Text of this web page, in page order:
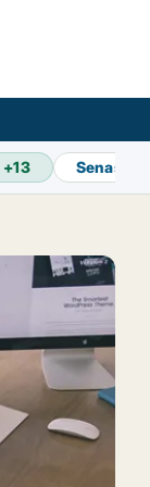
+13 Senaste